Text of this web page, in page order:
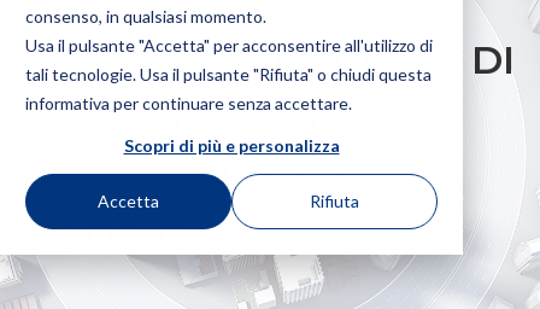
consenso, in qualsiasi momento.
Usa il pulsante "Accetta" per acconsentire all'utilizzo di
tali tecnologie. Usa il pulsante "Rifiuta" o chiudi questa
informativa per continuare senza accettare.
Scopri di più e personalizza
Accetta Rifiuta
PROTOCOLLO DI MADRID
ADESIONE DEL CILE E DI
CAPO VERDE al
PROTOCOLLO DI
MADRID